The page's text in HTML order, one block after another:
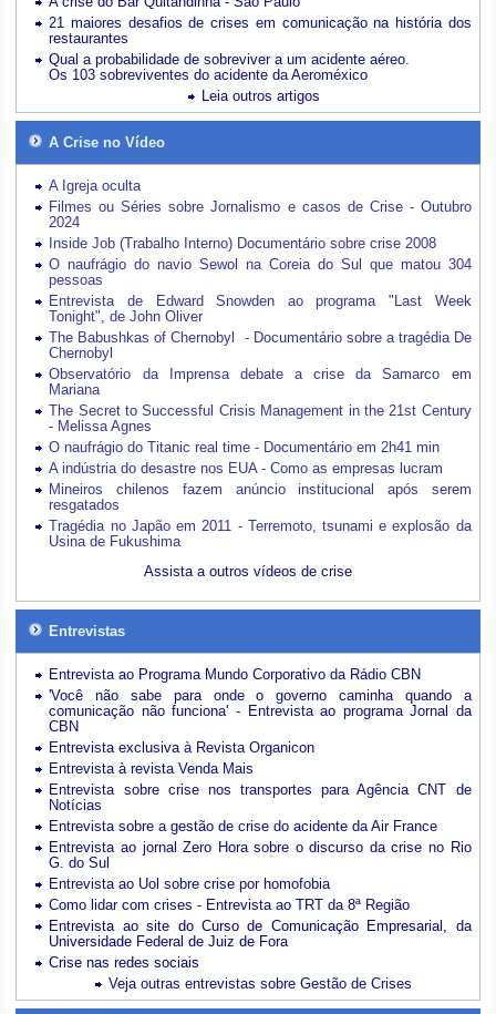
21 maiores desafios de crises em comunicação na história dos
restaurantes
Qual a probabilidade de sobreviver a um acidente aéreo.
Os 103 sobreviventes do acidente da Aeroméxico
Leia outros artigos
A Crise no Vídeo
A Igreja oculta
Filmes ou Séries sobre Jornalismo e casos de Crise - Outubro
2024
Inside Job (Trabalho Interno) Documentário sobre crise 2008
O naufrágio do navio Sewol na Coreia do Sul que matou 304
pessoas
Entrevista de Edward Snowden ao programa "Last Week
Tonight", de John Oliver
The Babushkas of Chernobyl - Documentário sobre a tragédia De
Chernobyl
Observatório da Imprensa debate a crise da Samarco em
Mariana
The Secret to Successful Crisis Management in the 21st Century
- Melissa Agnes
O naufrágio do Titanic real time - Documentário em 2h41 min
A indústria do desastre nos EUA - Como as empresas lucram
Mineiros chilenos fazem anúncio institucional após serem
resgatados
Tragédia no Japão em 2011 - Terremoto, tsunami e explosão da
Usina de Fukushima
Assista a outros vídeos de crise
Entrevistas
Entrevista ao Programa Mundo Corporativo da Rádio CBN
'Você não sabe para onde o governo caminha quando a
comunicação não funciona' - Entrevista ao programa Jornal da
CBN
Entrevista exclusiva à Revista Organicon
Entrevista à revista Venda Mais
Entrevista sobre crise nos transportes para Agência CNT de
Notícias
Entrevista sobre a gestão de crise do acidente da Air France
Entrevista ao jornal Zero Hora sobre o discurso da crise no Rio
G. do Sul
Entrevista ao Uol sobre crise por homofobia
Como lidar com crises - Entrevista ao TRT da 8ª Região
Entrevista ao site do Curso de Comunicação Empresarial, da
Universidade Federal de Juiz de Fora
Crise nas redes sociais
Veja outras entrevistas sobre Gestão de Crises